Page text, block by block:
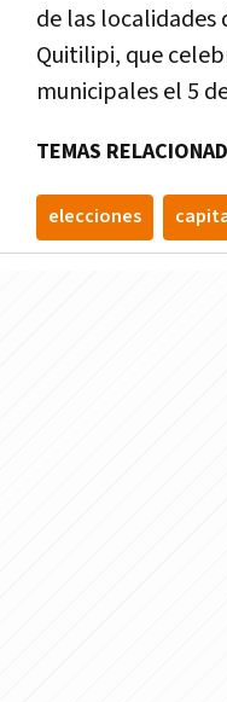
de las localidades
Quitilipi, que
municipales el 5
TEMAS
elecciones